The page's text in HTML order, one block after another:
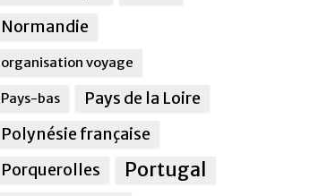
Normandie
organisation voyage
Pays-bas
Pays de la Loire
Polynésie française
Porquerolles
Portugal